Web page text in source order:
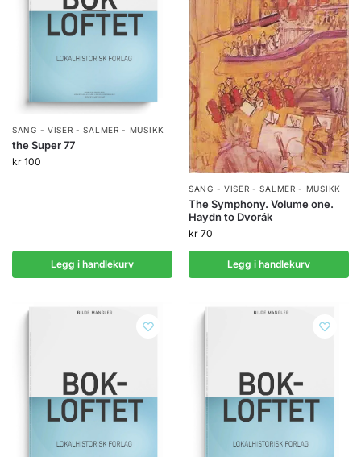
SANG - VISER - SALMER - MUSIKK
the Super 77
kr 100
Legg i handlekurv
SANG - VISER - SALMER - MUSIKK
The Symphony. Volume one.
Haydn to Dvorák
kr 70
Legg i handlekurv